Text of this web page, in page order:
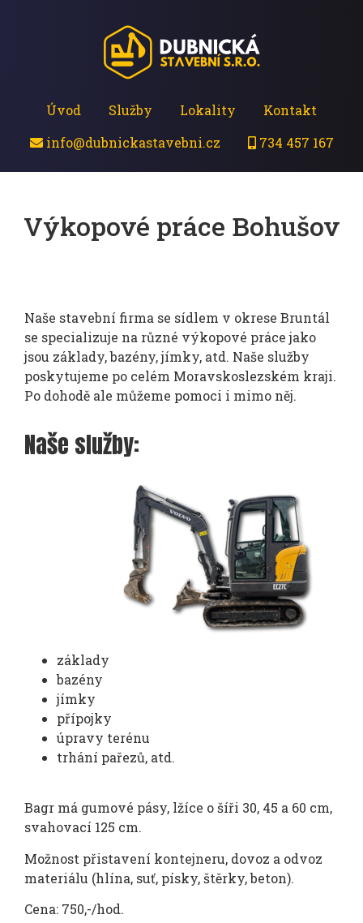
Úvod Služby Lokality
Kontakt
info@dubnickastavebni.cz
734 457 167
Výkopové práce Bohušov
Naše stavební firma se sídlem v okrese Bruntál
se specializuje na různé výkopové práce jako
jsou základy, bazény, jímky, atd. Naše služby
poskytujeme po celém Moravskoslezském kraji.
Po dohodě ale můžeme pomoci i mimo něj.
Naše služby:
základy
bazény
jímky
přípojky
úpravy terénu
trhání pařezů, atd.
Bagr má gumové pásy, lžíce o šíři 30, 45 a 60 cm,
svahovací 125 cm.
Možnost přistavení kontejneru, dovoz a odvoz
materiálu (hlína, suť, písky, štěrky, beton).
Cena: 750,-/hod.